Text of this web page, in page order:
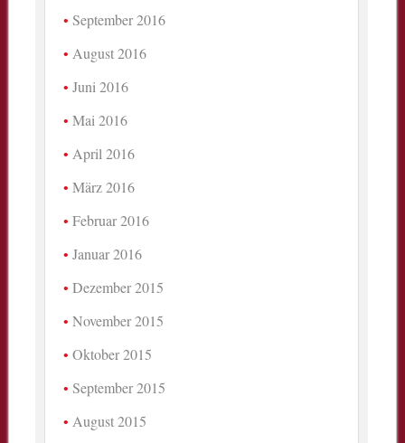
September 2016
August 2016
Juni 2016
Mai 2016
April 2016
März 2016
Februar 2016
Januar 2016
Dezember 2015
November 2015
Oktober 2015
September 2015
August 2015